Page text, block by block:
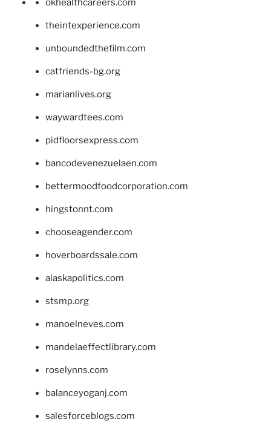
okhealthcareers.com
theintexperience.com
unboundedthefilm.com
catfriends-bg.org
marianlives.org
waywardtees.com
pidfloorsexpress.com
bancodevenezuelaen.com
bettermoodfoodcorporation.com
hingstonnt.com
chooseagender.com
hoverboardssale.com
alaskapolitics.com
stsmp.org
manoelneves.com
mandelaeffectlibrary.com
roselynns.com
balanceyoganj.com
salesforceblogs.com